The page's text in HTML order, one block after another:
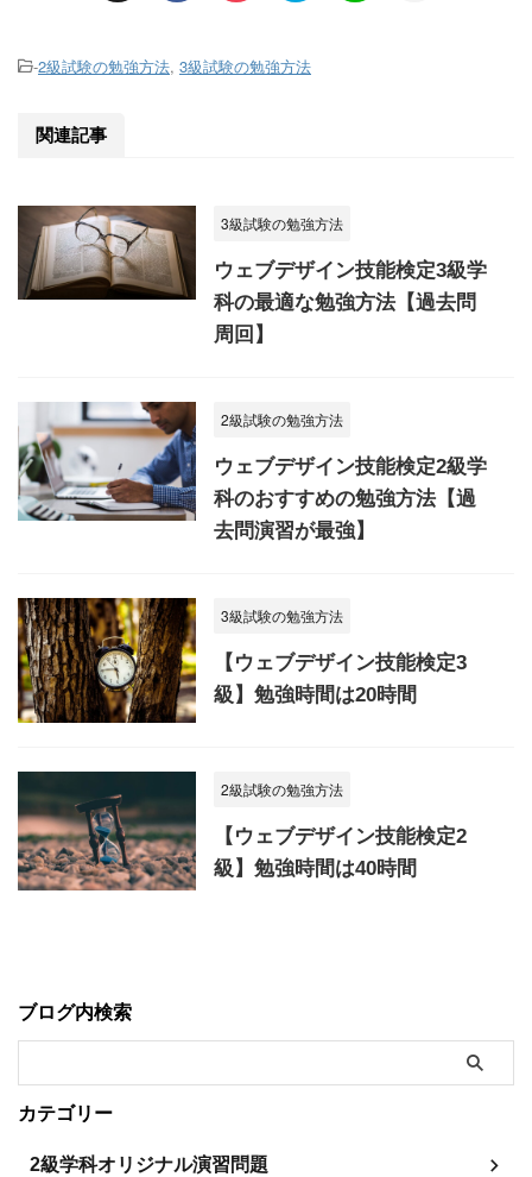
-2級試験の勉強方法, 3級試験の勉強方法
関連記事
3級試験の勉強方法
ウェブデザイン技能検定3級学
科の最適な勉強方法【過去問
周回】
2級試験の勉強方法
ウェブデザイン技能検定2級学
科のおすすめの勉強方法【過
去問演習が最強】
3級試験の勉強方法
【ウェブデザイン技能検定3
級】勉強時間は20時間
2級試験の勉強方法
【ウェブデザイン技能検定2
級】勉強時間は40時間
ブログ内検索
カテゴリー
2級学科オリジナル演習問題